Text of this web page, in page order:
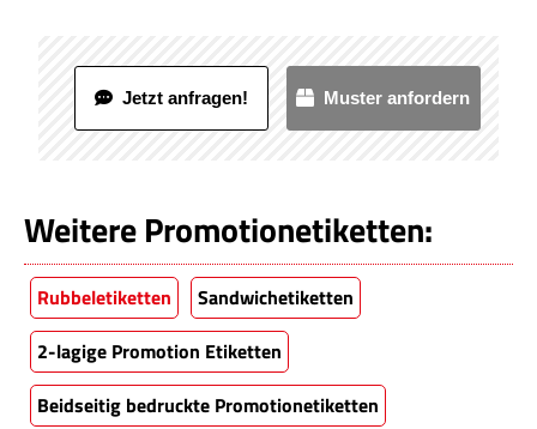
Jetzt anfragen! Muster anfordern
Weitere Promotionetiketten:
Rubbeletiketten
Sandwichetiketten
2-lagige Promotion Etiketten
Beidseitig bedruckte Promotionetiketten